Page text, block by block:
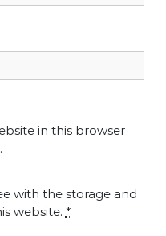
in this browser
with the storage and
website. *